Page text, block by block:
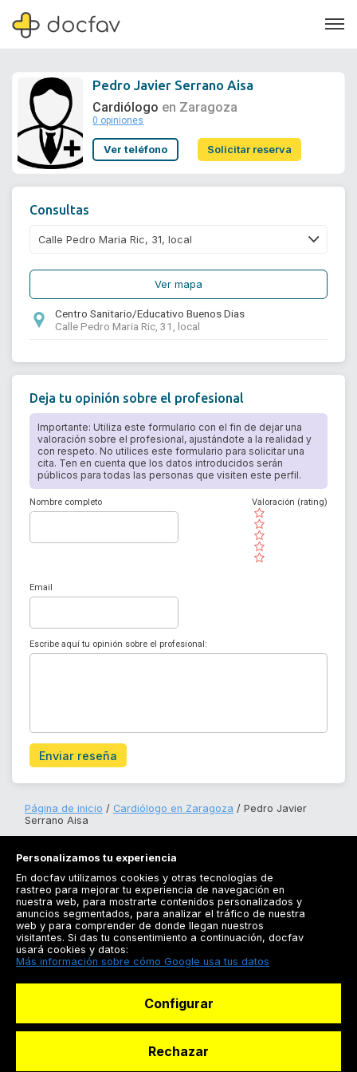
Soporte
Pedro Javier Serrano Aisa
Cardiólogo en Zaragoza
0 opiniones
Ver teléfono Solicitar reserva
Consultas
Ver mapa
Centro Sanitario/Educativo Buenos Dias
Calle Pedro Maria Ric, 31, local
Deja tu opinión sobre el profesional
Importante: Utiliza este formulario con el fin de dejar una
valoración sobre el profesional, ajustándote a la realidad y
con respeto. No utilices este formulario para solicitar una
cita. Ten en cuenta que los datos introducidos serán
públicos para todas las personas que visiten este perfil.
Nombre completo
( )
( )
( )
( )
( )
Valoración (rating)
Email
Escribe aquí tu opinión sobre el profesional:
Enviar reseña
Página de inicio Cardiólogo en Zaragoza
Pedro Javier
Serrano Aisa
Registrarse
Docfav
Personalizamos tu experiencia
En docfav utilizamos cookies y otras tecnologías de
rastreo para mejorar tu experiencia de navegación en
nuestra web, para mostrarte contenidos personalizados y
anuncios segmentados, para analizar el tráfico de nuestra
web y para comprender de donde llegan nuestros
visitantes. Si das tu consentimiento a continuación, docfav
usará cookies y datos:
Más información sobre cómo Google usa tus datos
Configurar
Rechazar